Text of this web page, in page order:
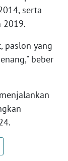
serta
2019.
paslon yang
beber